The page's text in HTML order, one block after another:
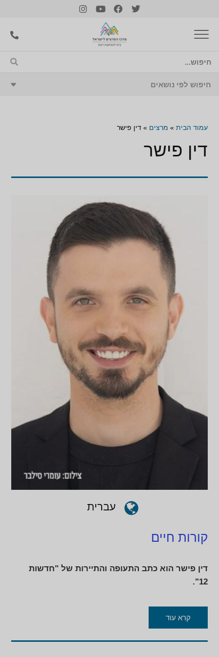
עמוד הבית » מרצים »דין פישר
דין פישר
עברית
קורות חיים
דין פישר הוא כתב התעופה והתיירות של "חדשות
12".
קרא עוד